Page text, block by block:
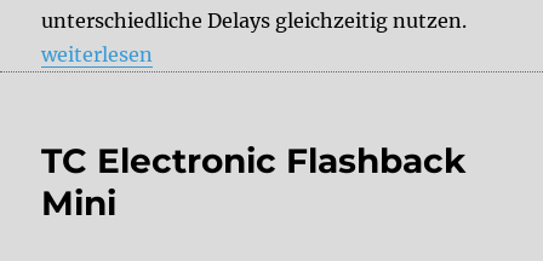
unterschiedliche Delays gleichzeitig nutzen.
„TC Electronic Flashback Triple“
weiterlesen
TC Electronic Flashback
Mini